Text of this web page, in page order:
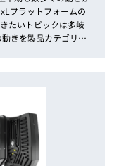
プラットフォームの
たいトピックは多岐